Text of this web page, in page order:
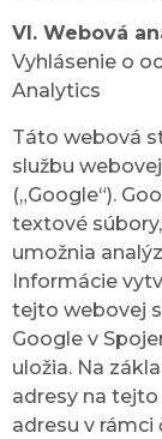
VI. Webová
Vyhlásenie o
Analytics
Táto webová
službu
(„Google“).
textové
umožnia
Informácie
tejto webovej
Google v
uložia. Na
adresy na tejto
adresu v